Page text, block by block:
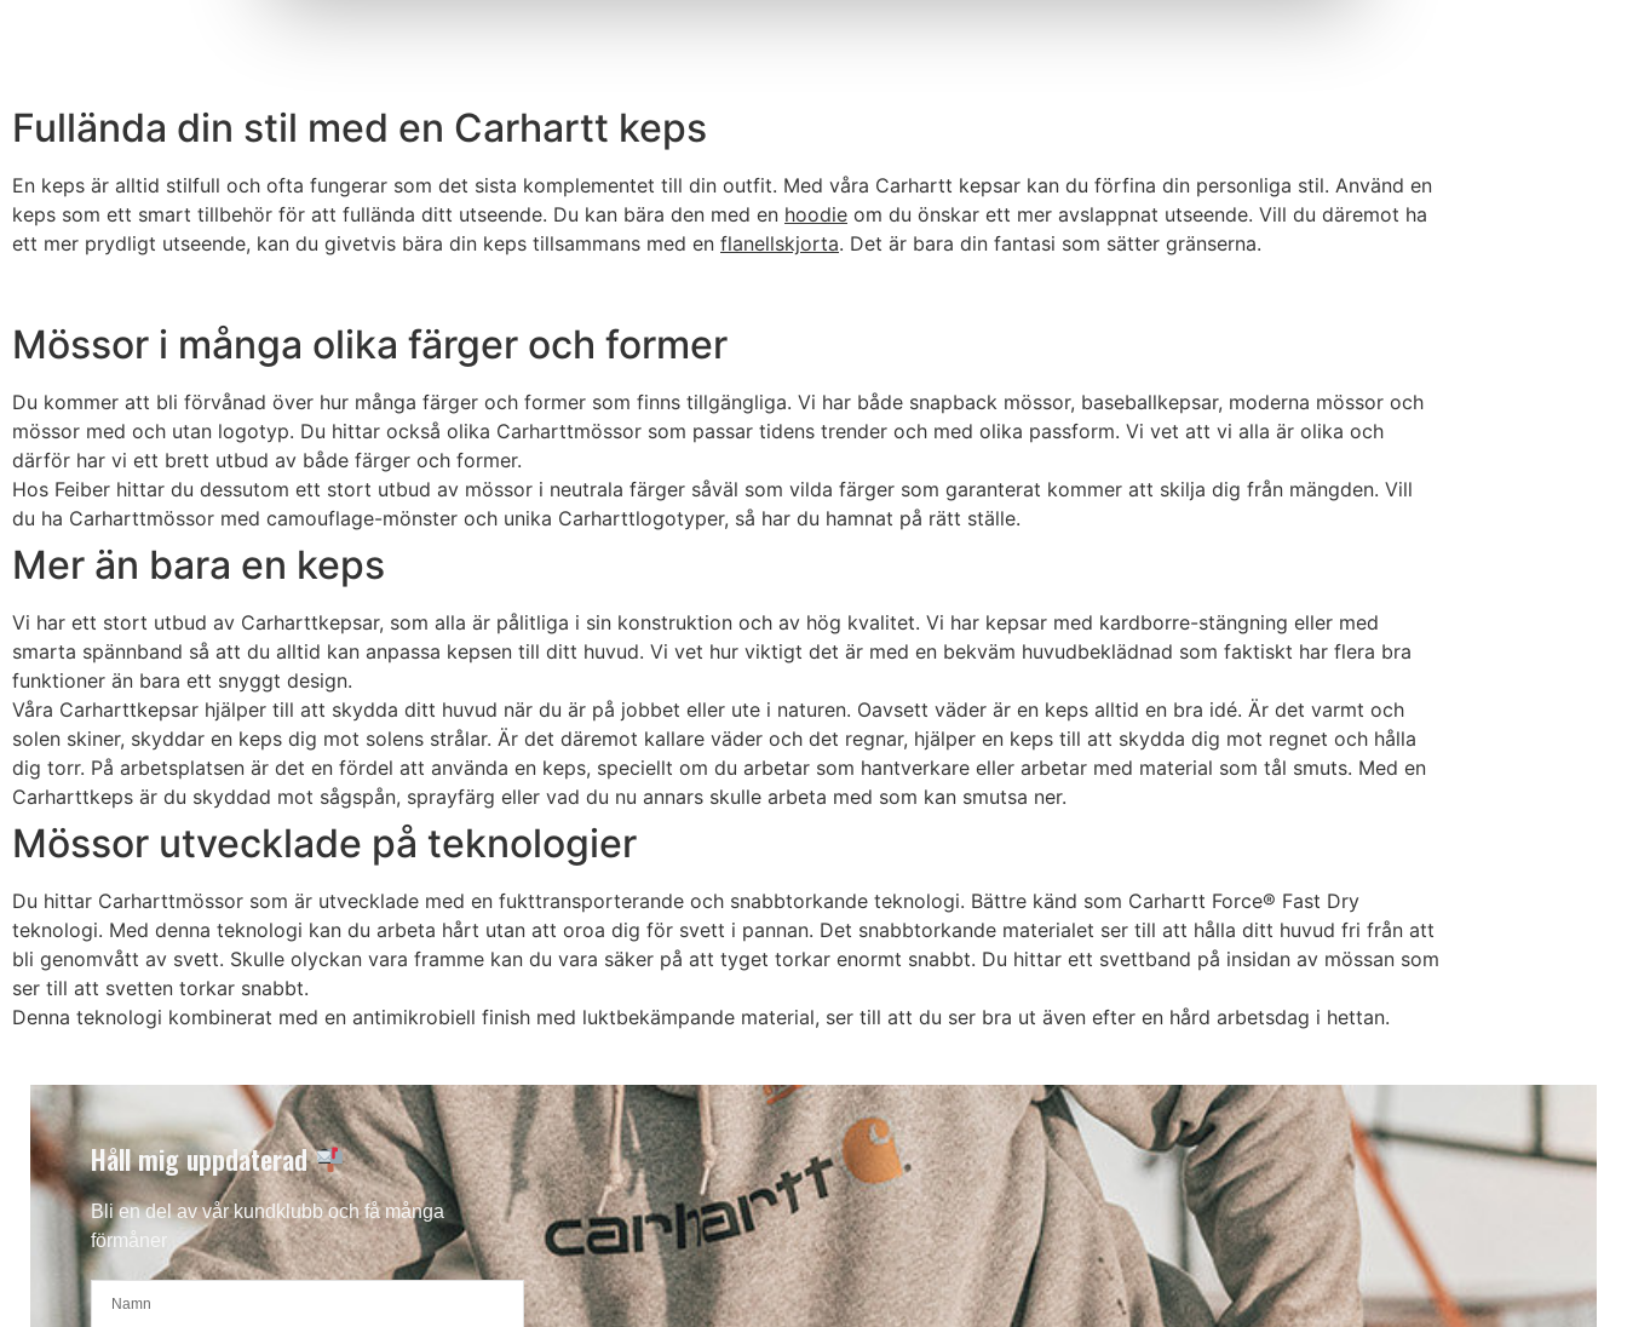
Fullända din stil med en Carhartt keps
En keps är alltid stilfull och ofta fungerar som det sista komplementet till din outfit. Med våra Carhartt kepsar kan du förfina din personliga stil. Använd en
keps som ett smart tillbehör för att fullända ditt utseende. Du kan bära den med en hoodie om du önskar ett mer avslappnat utseende. Vill du däremot ha
ett mer prydligt utseende, kan du givetvis bära din keps tillsammans med en flanellskjorta. Det är bara din fantasi som sätter gränserna.
Mössor i många olika färger och former
Du kommer att bli förvånad över hur många färger och former som finns tillgängliga. Vi har både snapback mössor, baseballkepsar, moderna mössor och
mössor med och utan logotyp. Du hittar också olika Carharttmössor som passar tidens trender och med olika passform. Vi vet att vi alla är olika och
därför har vi ett brett utbud av både färger och former.
Hos Feiber hittar du dessutom ett stort utbud av mössor i neutrala färger såväl som vilda färger som garanterat kommer att skilja dig från mängden. Vill
du ha Carharttmössor med camouflage-mönster och unika Carharttlogotyper, så har du hamnat på rätt ställe.
Mer än bara en keps
Vi har ett stort utbud av Carharttkepsar, som alla är pålitliga i sin konstruktion och av hög kvalitet. Vi har kepsar med kardborre-stängning eller med
smarta spännband så att du alltid kan anpassa kepsen till ditt huvud. Vi vet hur viktigt det är med en bekväm huvudbeklädnad som faktiskt har flera bra
funktioner än bara ett snyggt design.
Våra Carharttkepsar hjälper till att skydda ditt huvud när du är på jobbet eller ute i naturen. Oavsett väder är en keps alltid en bra idé. Är det varmt och
solen skiner, skyddar en keps dig mot solens strålar. Är det däremot kallare väder och det regnar, hjälper en keps till att skydda dig mot regnet och hålla
dig torr. På arbetsplatsen är det en fördel att använda en keps, speciellt om du arbetar som hantverkare eller arbetar med material som tål smuts. Med en
Carharttkeps är du skyddad mot sågspån, sprayfärg eller vad du nu annars skulle arbeta med som kan smutsa ner.
Mössor utvecklade på teknologier
Du hittar Carharttmössor som är utvecklade med en fukttransporterande och snabbtorkande teknologi. Bättre känd som Carhartt Force® Fast Dry
teknologi. Med denna teknologi kan du arbeta hårt utan att oroa dig för svett i pannan. Det snabbtorkande materialet ser till att hålla ditt huvud fri från att
bli genomvått av svett. Skulle olyckan vara framme kan du vara säker på att tyget torkar enormt snabbt. Du hittar ett svettband på insidan av mössan som
ser till att svetten torkar snabbt.
Denna teknologi kombinerat med en antimikrobiell finish med luktbekämpande material, ser till att du ser bra ut även efter en hård arbetsdag i hettan.
Håll mig uppdaterad
Bli en del av vår kundklubb och få många
förmåner